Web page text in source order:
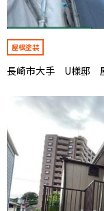
屋根塗装
長崎市大手 U様邸